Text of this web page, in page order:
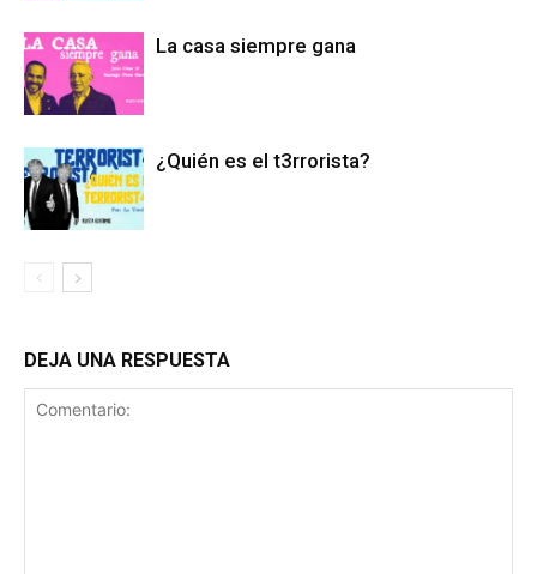
La casa siempre gana
¿Quién es el t3rrorista?
DEJA UNA RESPUESTA